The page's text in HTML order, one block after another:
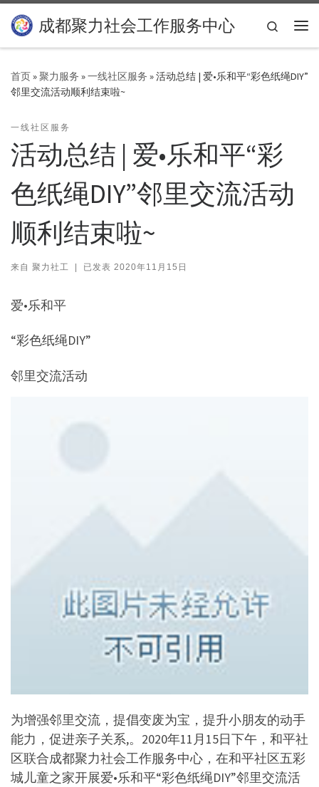
Skip to content
成都聚力社会工作服务中心
Search
首页»聚力服务 »一线社区服务 »活动总结 | 爱•乐和平“彩色纸绳DIY”
邻里交流活动顺利结束啦~
一线社区服务
活动总结 | 爱•乐和平“彩
色纸绳DIY”邻里交流活动
顺利结束啦~
来自 聚力社工 | 已发表 2020年11月15日
爱•乐和平
“彩色纸绳DIY”
邻里交流活动
为增强邻里交流，提倡变废为宝，提升小朋友的动手
能力，促进亲子关系,。2020年11月15日下午，和平社
区联合成都聚力社会工作服务中心，在和平社区五彩
城儿童之家开展爱•乐和平“彩色纸绳DIY”邻里交流活